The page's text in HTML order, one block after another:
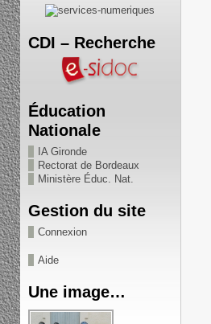
CDI – Recherche
Éducation
Nationale
IA Gironde
Rectorat de Bordeaux
Ministère Éduc. Nat.
Gestion du site
Connexion
Aide
Une image…